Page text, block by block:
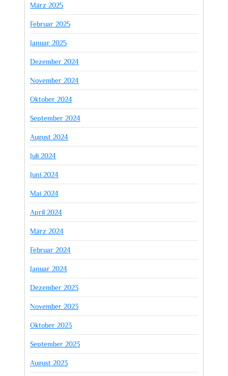
März 2025
Februar 2025
Januar 2025
Dezember 2024
November 2024
Oktober 2024
September 2024
August 2024
Juli 2024
Juni 2024
Mai 2024
April 2024
März 2024
Februar 2024
Januar 2024
Dezember 2023
November 2023
Oktober 2023
September 2023
August 2023